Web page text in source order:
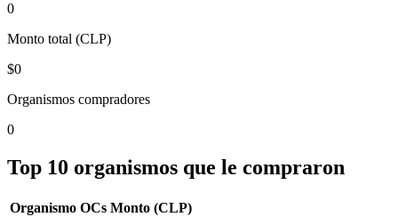
0
Monto total (CLP)
$0
Organismos compradores
0
Top 10 organismos que le compraron
Organismo OCs Monto (CLP)